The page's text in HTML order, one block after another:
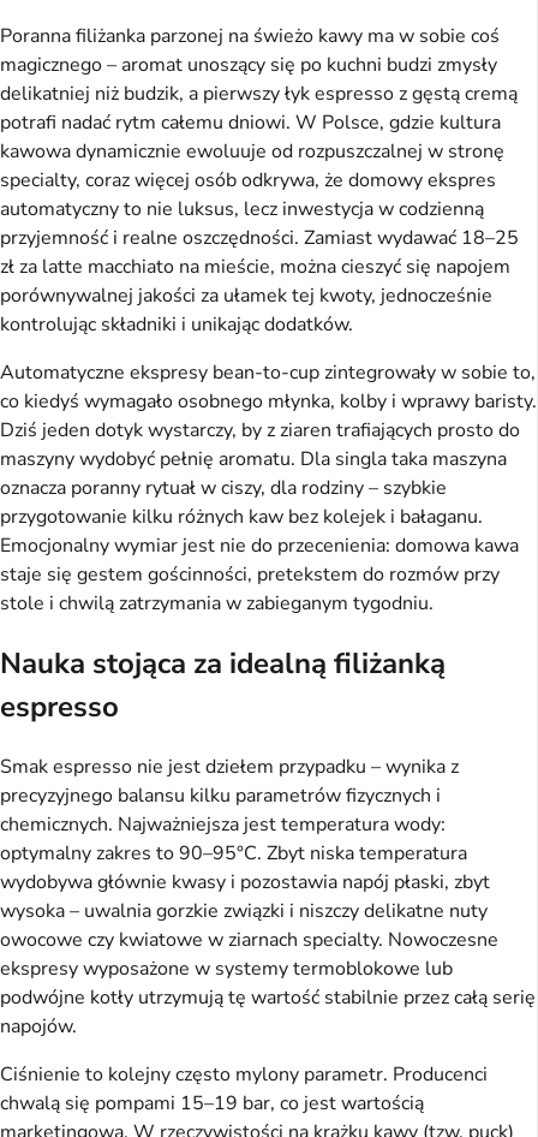
Poranna filiżanka parzonej na świeżo kawy ma w sobie coś
magicznego – aromat unoszący się po kuchni budzi zmysły
delikatniej niż budzik, a pierwszy łyk espresso z gęstą cremą
potrafi nadać rytm całemu dniowi. W Polsce, gdzie kultura
kawowa dynamicznie ewoluuje od rozpuszczalnej w stronę
specialty, coraz więcej osób odkrywa, że domowy ekspres
automatyczny to nie luksus, lecz inwestycja w codzienną
przyjemność i realne oszczędności. Zamiast wydawać 18–25
zł za latte macchiato na mieście, można cieszyć się napojem
porównywalnej jakości za ułamek tej kwoty, jednocześnie
kontrolując składniki i unikając dodatków.
Automatyczne ekspresy bean-to-cup zintegrowały w sobie to,
co kiedyś wymagało osobnego młynka, kolby i wprawy baristy.
Dziś jeden dotyk wystarczy, by z ziaren trafiających prosto do
maszyny wydobyć pełnię aromatu. Dla singla taka maszyna
oznacza poranny rytuał w ciszy, dla rodziny – szybkie
przygotowanie kilku różnych kaw bez kolejek i bałaganu.
Emocjonalny wymiar jest nie do przecenienia: domowa kawa
staje się gestem gościnności, pretekstem do rozmów przy
stole i chwilą zatrzymania w zabieganym tygodniu.
Nauka stojąca za idealną filiżanką
espresso
Smak espresso nie jest dziełem przypadku – wynika z
precyzyjnego balansu kilku parametrów fizycznych i
chemicznych. Najważniejsza jest temperatura wody:
optymalny zakres to 90–95°C. Zbyt niska temperatura
wydobywa głównie kwasy i pozostawia napój płaski, zbyt
wysoka – uwalnia gorzkie związki i niszczy delikatne nuty
owocowe czy kwiatowe w ziarnach specialty. Nowoczesne
ekspresy wyposażone w systemy termoblokowe lub
podwójne kotły utrzymują tę wartość stabilnie przez całą serię
napojów.
Ciśnienie to kolejny często mylony parametr. Producenci
chwalą się pompami 15–19 bar, co jest wartością